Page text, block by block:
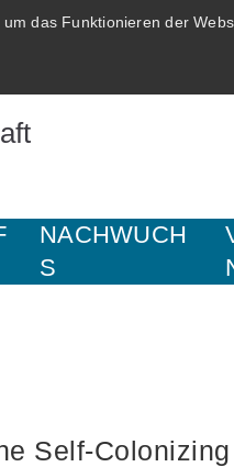
das Funktionieren der
NACHWUCH
S
Self-